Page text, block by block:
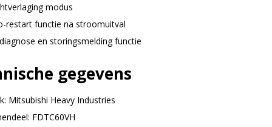
modus
restart functie na stroomuitval
en storingsmelding functie
gegevens
Mitsubishi Heavy Industries
FDTC60VH